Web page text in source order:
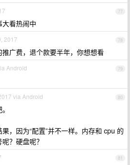
77
看热闹中
78
2017
广费，退个款要半年，你想想看
79
Android
80
via Android
，因为“配置”并不一样。内存和 cpu 的
？硬盘呢？
81